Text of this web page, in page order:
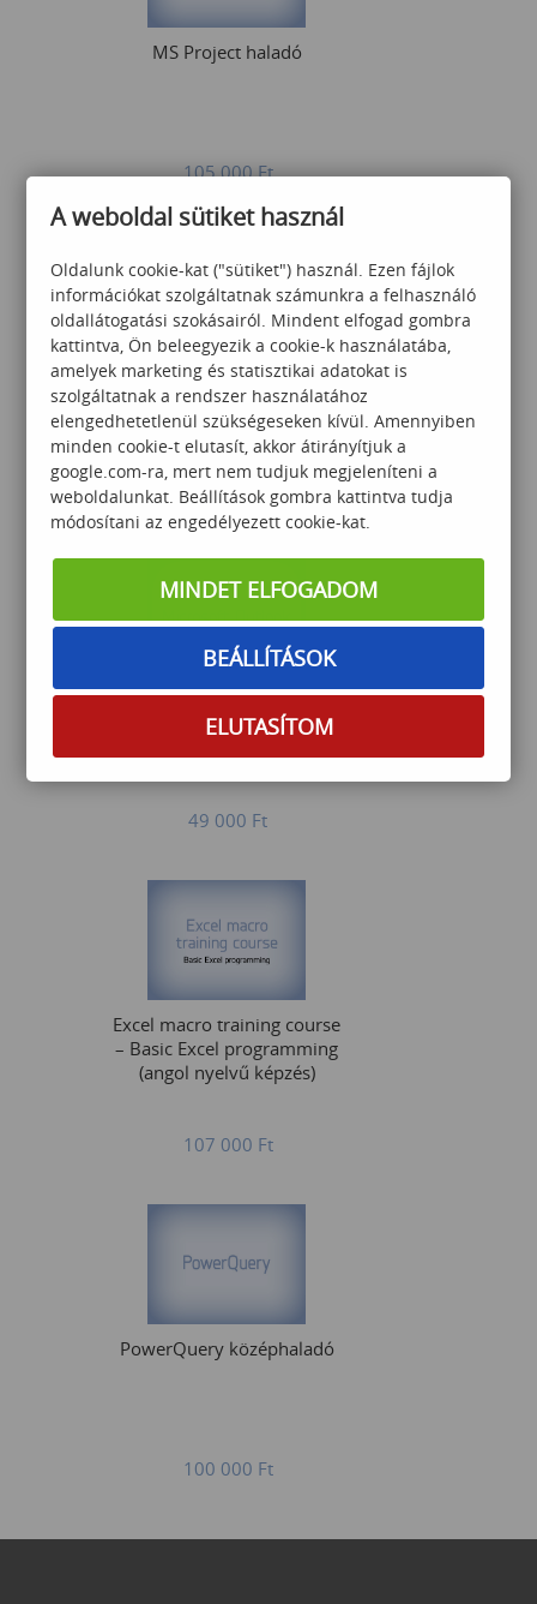
MS Project haladó
105 000Ft
Excel haladó
80 000Ft
Outlook és OneNote
használata
49 000 Ft
Excel macro training course
– Basic Excel programming
(angol nyelvű képzés)
107 000 Ft
PowerQuery középhaladó
100 000 Ft
A weboldal sütiket használ
Oldalunk cookie-kat ("sütiket") használ. Ezen fájlok
információkat szolgáltatnak számunkra a felhasználó
oldallátogatási szokásairól. Mindent elfogad gombra
kattintva, Ön beleegyezik a cookie-k használatába,
amelyek marketing és statisztikai adatokat is
szolgáltatnak a rendszer használatához
elengedhetetlenül szükségeseken kívül. Amennyiben
minden cookie-t elutasít, akkor átirányítjuk a
google.com-ra, mert nem tudjuk megjeleníteni a
weboldalunkat. Beállítások gombra kattintva tudja
módosítani az engedélyezett cookie-kat.
MINDET ELFOGADOM
BEÁLLÍTÁSOK
ELUTASÍTOM